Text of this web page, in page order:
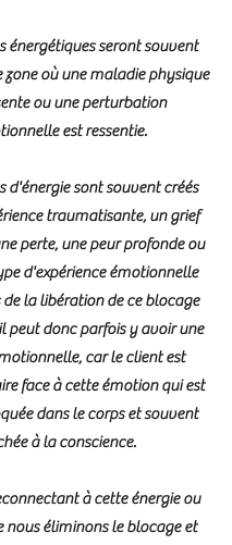
énergétiques seront souvent
zone où une maladie physique
ou une perturbation
est ressentie.
d'énergie sont souvent créés
traumatisante, un grief
perte, une peur profonde ou
d'expérience émotionnelle
de la libération de ce blocage
peut donc parfois y avoir une
car le client est
face à cette émotion qui est
dans le corps et souvent
à la conscience.
à cette énergie ou
nous éliminons le blocage et